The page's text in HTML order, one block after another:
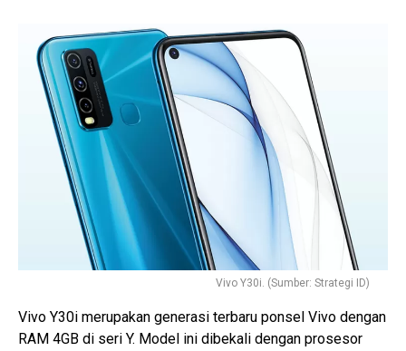
Vivo Y30i. (Sumber: Strategi ID)
Vivo Y30i merupakan generasi terbaru ponsel Vivo dengan
RAM 4GB di seri Y. Model ini dibekali dengan prosesor